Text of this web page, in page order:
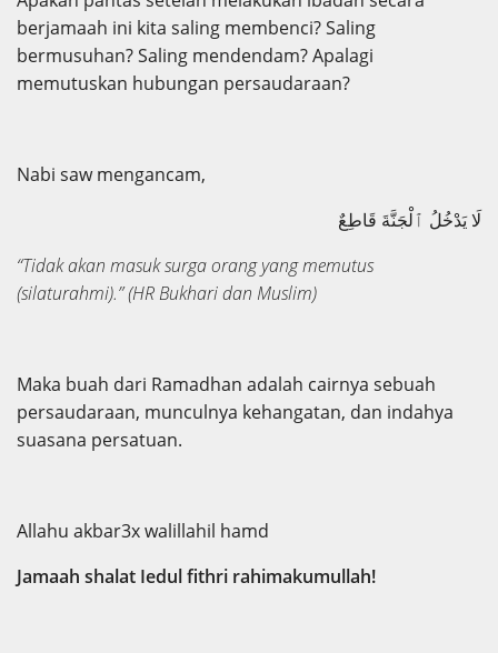
berjamaah ini kita saling membenci? Saling
bermusuhan? Saling mendendam? Apalagi
memutuskan hubungan persaudaraan?
Nabi saw mengancam,
لَا يَدْخُلُ ٱلْجَنَّةَ قَاطِعٌ
“Tidak akan masuk surga orang yang memutus
(silaturahmi).”(HR Bukhari dan Muslim)
Maka buah dari Ramadhan adalah cairnya sebuah
persaudaraan, munculnya kehangatan, dan indahya
suasana persatuan.
Allahu akbar3x walillahil hamd
Jamaah shalat Iedul fithri rahimakumullah!